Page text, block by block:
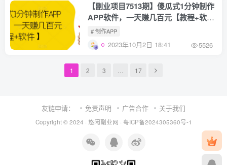
【副业项目7513期】傻瓜式1分钟制作
APP软件，一天赚几百元【教程+软
件】【揭秘】
# 制作APP
2023年10月2日 18:41 5526
1 2 3 17
友链申请： 免责声明 广告合作 关于我们
Copyright © 2024 · 悠闲副业网 · 粤ICP备2024305360号-1